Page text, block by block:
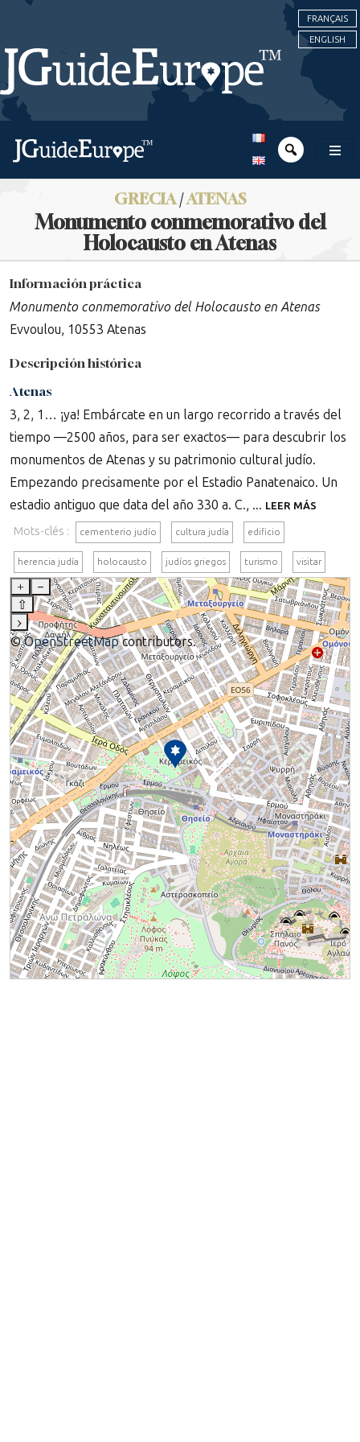
FRANÇAIS
ENGLISH
GRECIA/ATENAS
Monumento conmemorativo del
Holocausto en Atenas
Información práctica
Monumento conmemorativo del Holocausto en Atenas
Evvoulou, 10553 Atenas
Descripción histórica
Atenas
3, 2, 1… ¡ya! Embárcate en un largo recorrido a través del
tiempo —2500 años, para ser exactos— para descubrir los
monumentos de Atenas y su patrimonio cultural judío.
Empezando precisamente por el Estadio Panatenaico. Un
estadio antiguo que data del año 330 a. C., ... LEER MÁS
Mots-clés : cementerio judío cultura judía edificio
herencia judía holocausto judíos griegos turismo visitar
+
–
⇧
›
©OpenStreetMapcontributors.